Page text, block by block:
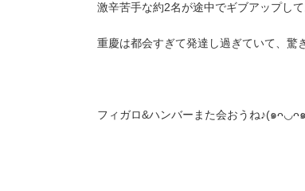
激辛苦手な約2名が途中でギブアップし
重慶は都会すぎて発達し過ぎていて、驚
フィガロ&ハンバーまた会おうね♪(๑ᴖ◡ᴖ